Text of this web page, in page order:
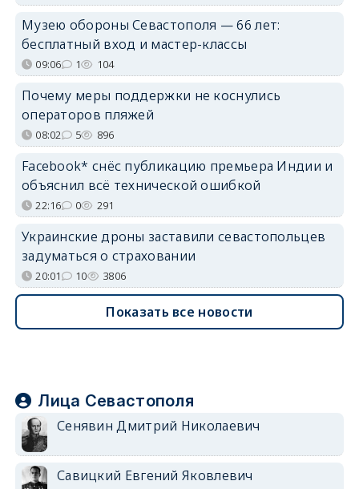
Музею обороны Севастополя — 66 лет:
бесплатный вход и мастер-классы
09:06 1 104
Почему меры поддержки не коснулись
операторов пляжей
08:02 5 896
Facebook* снёс публикацию премьера Индии и
объяснил всё технической ошибкой
22:16 0 291
Украинские дроны заставили севастопольцев
задуматься о страховании
20:01 10 3806
Показать все новости
Лица Севастополя
Сенявин Дмитрий Николаевич
Савицкий Евгений Яковлевич